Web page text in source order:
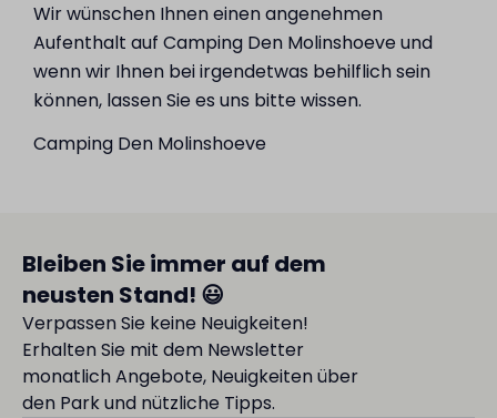
Wir wünschen Ihnen einen angenehmen
Aufenthalt auf Camping Den Molinshoeve und
wenn wir Ihnen bei irgendetwas behilflich sein
können, lassen Sie es uns bitte wissen.
Camping Den Molinshoeve
Bleiben Sie immer auf dem
neusten Stand! 😃
Verpassen Sie keine Neuigkeiten!
Erhalten Sie mit dem Newsletter
monatlich Angebote, Neuigkeiten über
den Park und nützliche Tipps.